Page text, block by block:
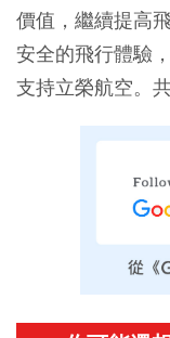
價值，繼續提高
安全的飛行體驗
支持立榮航空。